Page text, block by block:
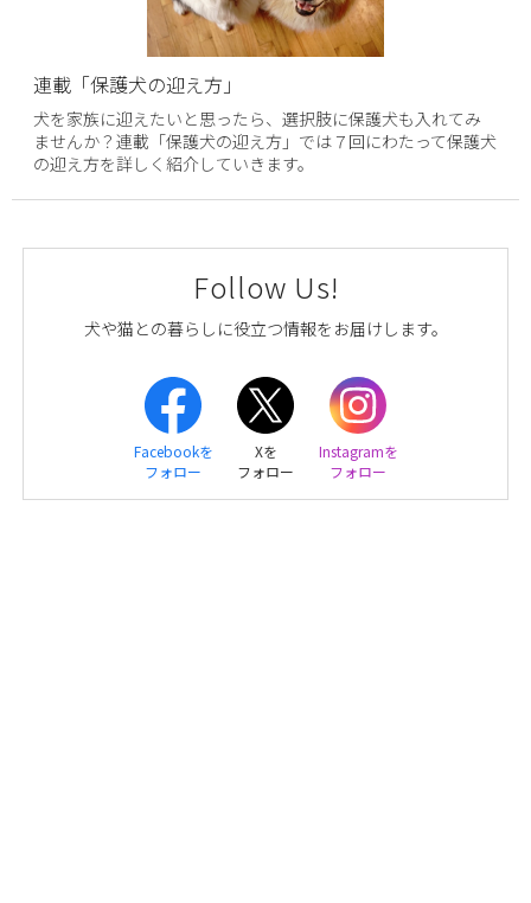
連載「保護犬の迎え方」
犬を家族に迎えたいと思ったら、選択肢に保護犬も入れてみ
ませんか？連載「保護犬の迎え方」では７回にわたって保護犬
の迎え方を詳しく紹介していきます。
Follow Us!
犬や猫との暮らしに役立つ情報をお届けします。
Facebookを
フォロー
Xを
フォロー
Instagramを
フォロー